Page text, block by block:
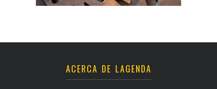
ACERCA DE LAGENDA